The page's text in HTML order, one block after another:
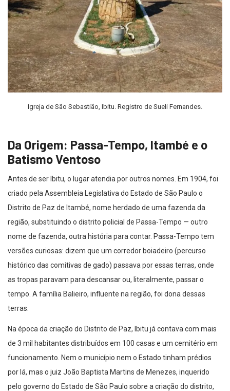
Igreja de São Sebastião, Ibitu. Registro de Sueli Fernandes.
Da Origem: Passa-Tempo, Itambé e o
Batismo Ventoso
Antes de ser Ibitu, o lugar atendia por outros nomes. Em 1904, foi
criado pela Assembleia Legislativa do Estado de São Paulo o
Distrito de Paz de Itambé, nome herdado de uma fazenda da
região, substituindo o distrito policial de Passa-Tempo — outro
nome de fazenda, outra história para contar. Passa-Tempo tem
versões curiosas: dizem que um corredor boiadeiro (percurso
histórico das comitivas de gado) passava por essas terras, onde
as tropas paravam para descansar ou, literalmente, passar o
tempo. A família Balieiro, influente na região, foi dona dessas
terras.
Na época da criação do Distrito de Paz, Ibitu já contava com mais
de 3 mil habitantes distribuídos em 100 casas e um cemitério em
funcionamento. Nem o município nem o Estado tinham prédios
por lá, mas o juiz João Baptista Martins de Menezes, inquerido
pelo governo do Estado de São Paulo sobre a criação do distrito,